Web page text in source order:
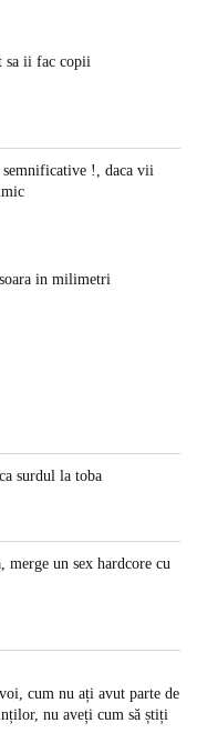
sa ii fac copii
!, daca vii
in milimetri
surdul la toba
merge un sex hardcore cu
cum nu ați avut parte de
nu aveți cum să știți